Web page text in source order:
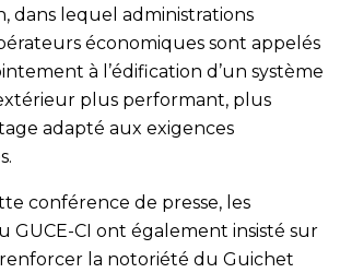
dans lequel administrations
économiques sont appelés
à l’édification d’un système
plus performant, plus
adapté aux exigences
conférence de presse, les
GUCE-CI ont également insisté sur
renforcer la notoriété du Guichet